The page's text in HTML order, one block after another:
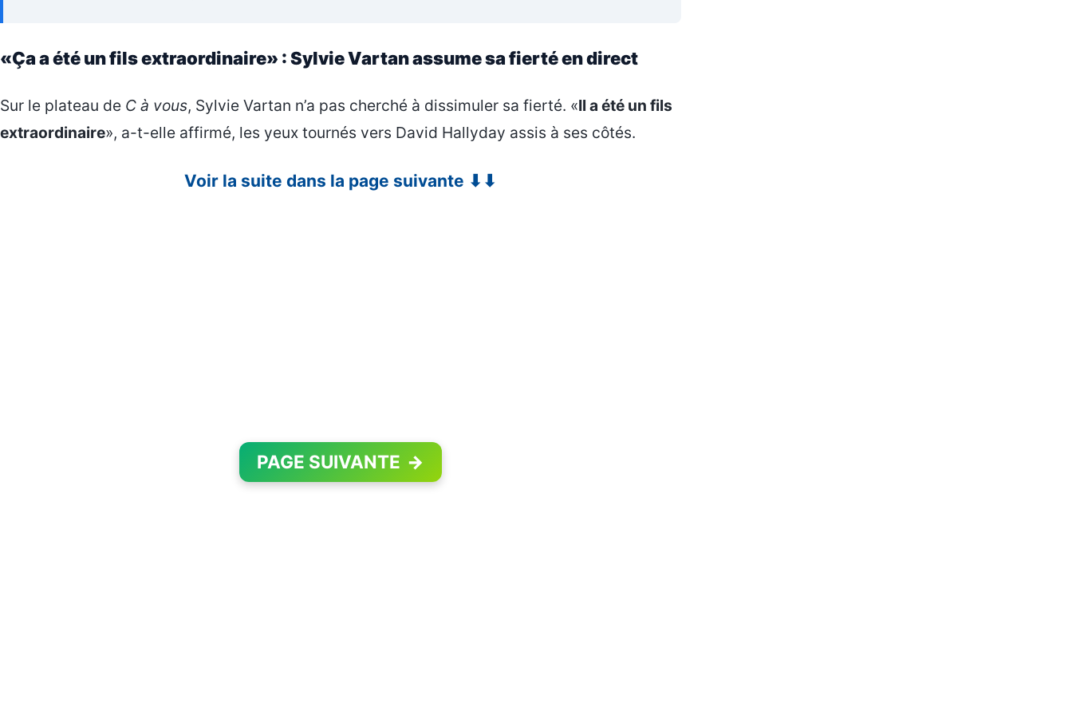
«Ça a été un fils extraordinaire» : Sylvie Vartan assume sa fierté en direct
Sur le plateau de C à vous, Sylvie Vartan n’a pas cherché à dissimuler sa fierté. «Il a été un fils
extraordinaire», a-t-elle affirmé, les yeux tournés vers David Hallyday assis à ses côtés.
Voir la suite dans la page suivante ⬇⬇
PAGE SUIVANTE →